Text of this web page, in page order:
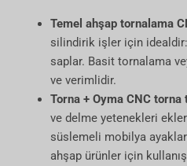
Temel ahşap tornalama
silindirik işler için
saplar. Basit tornalama
ve verimlidir.
Torna + Oyma CNC torna
ve delme yetenekleri
süslemeli mobilya
ahşap ürünler için